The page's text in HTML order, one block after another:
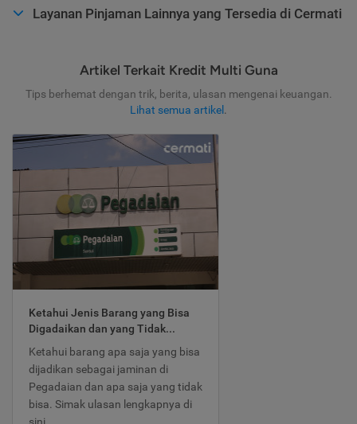
Layanan Pinjaman Lainnya yang Tersedia di Cermati
Artikel Terkait Kredit Multi Guna
Tips berhemat dengan trik, berita, ulasan mengenai keuangan.
Lihat semua artikel .
Ketahui Jenis Barang yang Bisa
Digadaikan dan yang Tidak...
Ketahui barang apa saja yang bisa
dijadikan sebagai jaminan di
Pegadaian dan apa saja yang tidak
bisa. Simak ulasan lengkapnya di